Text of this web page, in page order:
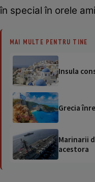
în special în orele
MAI MULTE PENTRU TINE
Insula
Grecia
Marinarii
acestora